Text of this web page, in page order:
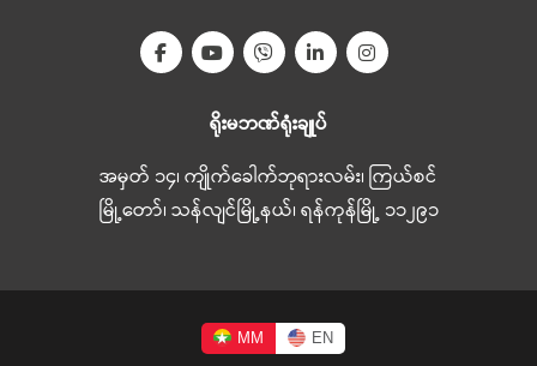
ရိုးမဘဏ်ရုံးချုပ်
အမှတ် ၁၄၊ ကျိုက်ခေါက်ဘုရားလမ်း၊ ကြယ်စင်
မြို့တော်၊ သန်လျင်မြို့နယ်၊ ရန်ကုန်မြို့ ၁၁၂၉၁
MM EN